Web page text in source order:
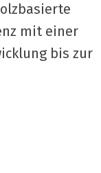
mit einer
bis zur